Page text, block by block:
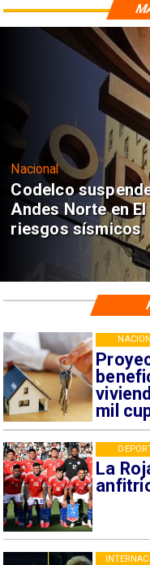
Nacional
Codelco
Andes Norte en
riesgos sísmicos
mil
La